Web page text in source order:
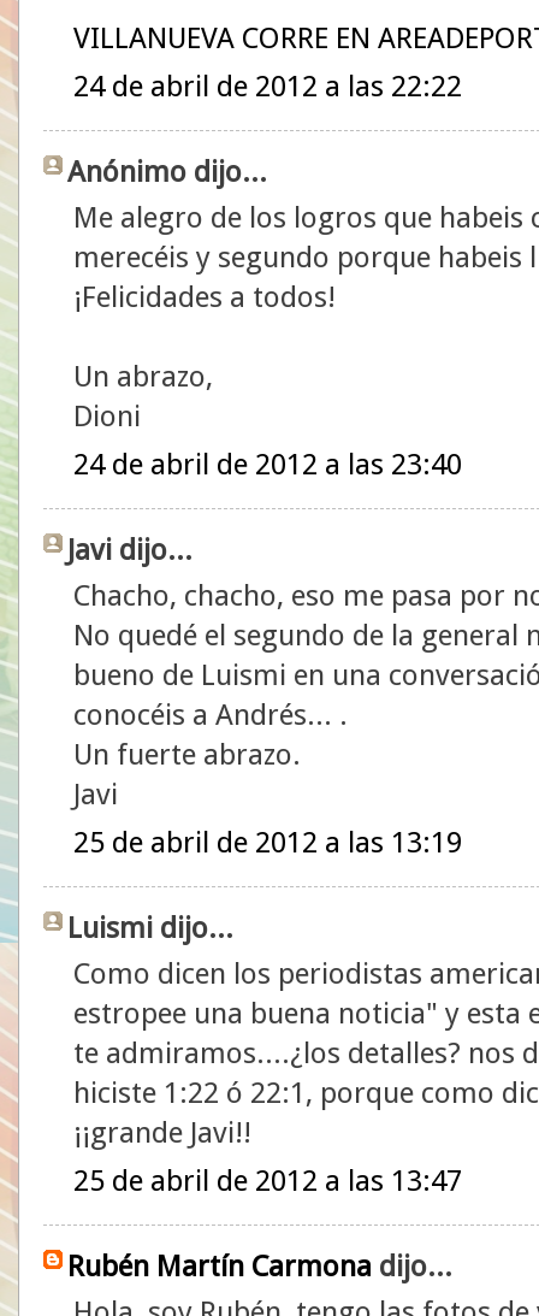
VILLANUEVA CORRE EN
24 de abril de 2012 a las 22:22
Anónimo dijo...
Me alegro de los logros que
merecéis y segundo porque habeis
¡Felicidades a todos!
Un abrazo,
Dioni
24 de abril de 2012 a las 23:40
Javi dijo...
Chacho, chacho, eso me pasa por
No quedé el segundo de la general
bueno de Luismi en una
conocéis a Andrés... .
Un fuerte abrazo.
Javi
25 de abril de 2012 a las 13:19
Luismi dijo...
Como dicen los periodistas
estropee una buena noticia" y esta
te admiramos....¿los detalles? nos
hiciste 1:22 ó 22:1, porque como
¡¡grande Javi!!
25 de abril de 2012 a las 13:47
Rubén Martín Carmona dijo...